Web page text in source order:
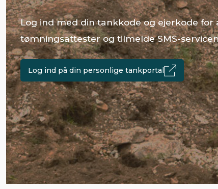
Log ind med din tankkode og ejerkode
tømningsattester og tilmelde SMS-
Log ind på din personlige tankportal